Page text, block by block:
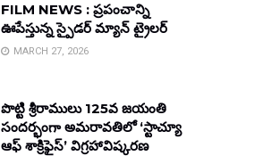
FILM NEWS : ప్రపంచాన్ని
ఊపేస్తున్న స్పైడర్ మ్యాన్ ట్రైలర్
MARCH 27, 2026
పొట్టి శ్రీరాములు 125వ జయంతి
సందర్భంగా అమరావతిలో ‘స్టాచ్యూ
ఆఫ్ శాక్రిఫైస్’ విగ్రహావిష్కరణ